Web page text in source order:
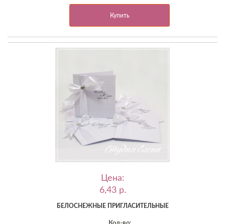
Купить
Цена:
6,43 p.
БЕЛОСНЕЖНЫЕ ПРИГЛАСИТЕЛЬНЫЕ